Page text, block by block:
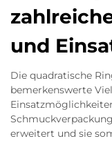
und
Die quadratische
bemerkenswerte
erweitert und sie